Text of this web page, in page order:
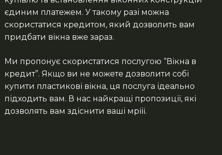
єдиним платежем. У такому разі можна
скористатися кредитом, який дозволить вам
придбати вікна вже зараз.
Ми пропонує скористатися послугою “Вікна в
кредит”. Якщо ви не можете дозволити собі
купити пластикові вікна, ця послуга ідеально
підходить вам. В нас найкращі пропозиції, які
дозволять вам здіснити ваші мрїії.